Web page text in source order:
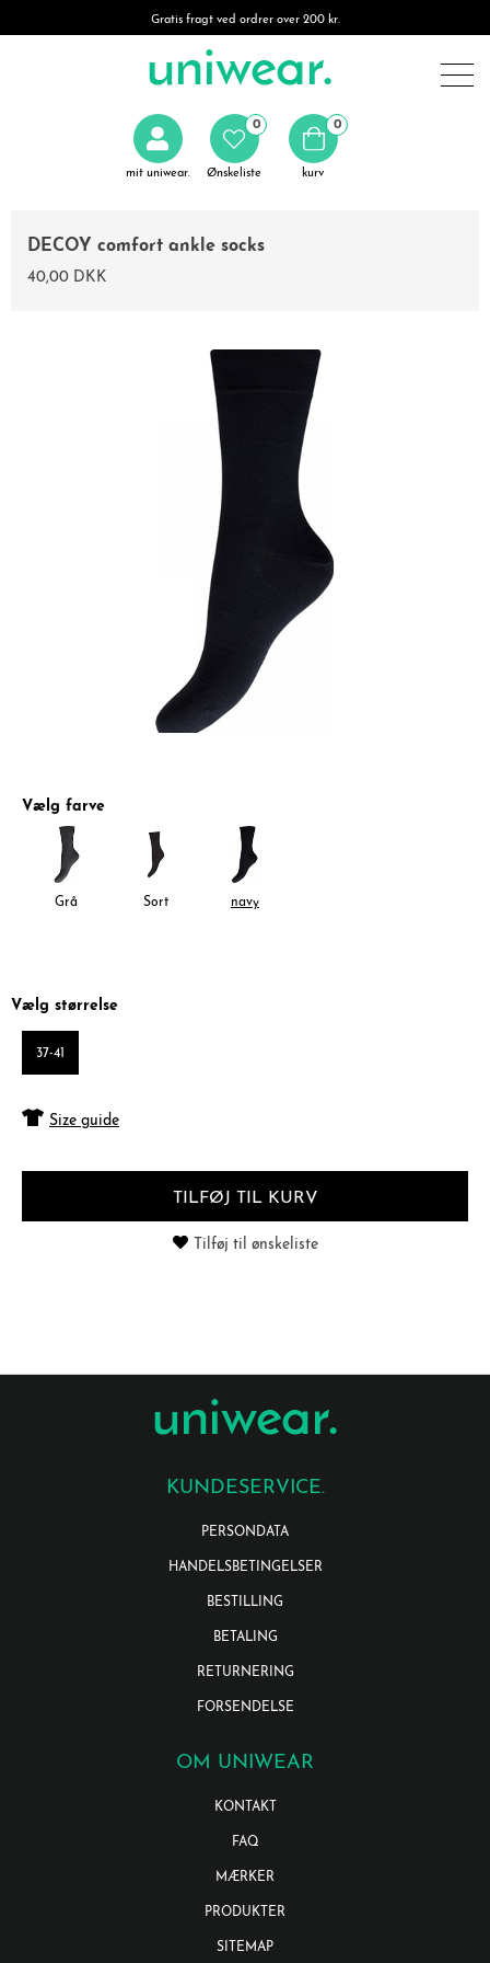
Gratis fragt ved ordrer over 200 kr.
mit uniwear. Ønskeliste
0 0
kurv
DECOY comfort ankle socks
40,00 DKK
Vælg farve
Grå Sort navy
Vælg størrelse
37-41
Size guide
TILFØJ TIL KURV
Tilføj til ønskeliste
KUNDESERVICE.
PERSONDATA
HANDELSBETINGELSER
BESTILLING
BETALING
RETURNERING
FORSENDELSE
OM UNIWEAR
KONTAKT
FAQ
MÆRKER
PRODUKTER
SITEMAP